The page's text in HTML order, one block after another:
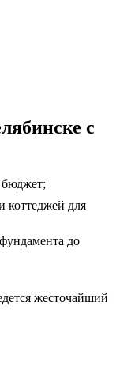
с
коттеджей для
до
жесточайший